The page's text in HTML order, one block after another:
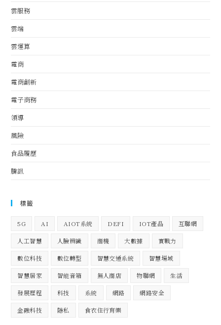
雲服務
雲端
雲運算
電商
電商創新
電子商務
領導
風險
食品履歷
騰訊
標籤
5G AI AIOT系統 DEFI IOT產品 互聯網
人工智慧 人臉辨識 商機 大數據 實戰力
數位科技 數位轉型 智慧交通系統 智慧場域
智慧居家 智能音箱 無人商店 物聯網 生活
發展歷程 科技 系統 網路 網路安全
金融科技 隱私 食衣住行育樂